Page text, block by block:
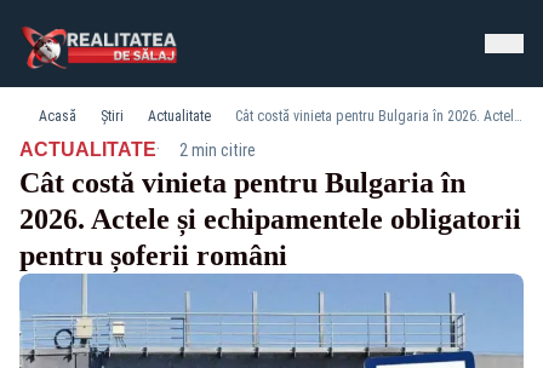
Acasă Știri Actualitate Cât costă vinieta pentru Bulgaria în 2026. Actele și echipamentele obligatorii pentru șoferii români
ACTUALITATE· 2 min citire
Cât costă vinieta pentru Bulgaria în
2026. Actele și echipamentele obligatorii
pentru șoferii români